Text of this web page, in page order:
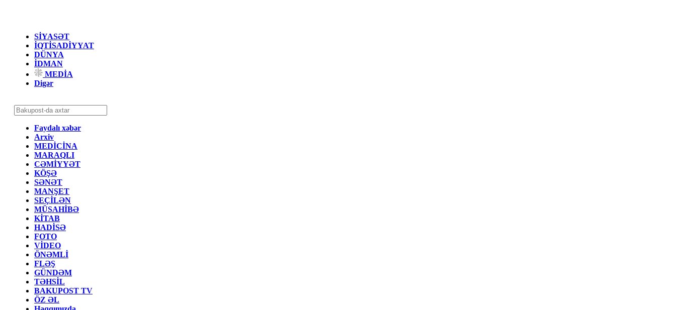
SİYASƏT
İQTİSADİYYAT
DÜNYA
İDMAN
MEDİA
Digər
Faydalı xəbər
Arxiv
MEDİCİNA
MARAQLI
CƏMİYYƏT
KÖŞƏ
SƏNƏT
MANŞET
SEÇİLƏN
MÜSAHİBƏ
KİTAB
HADİSƏ
FOTO
VİDEO
ÖNƏMLİ
FLƏŞ
GÜNDƏM
TƏHSİL
BAKUPOST TV
ÖZ ƏL